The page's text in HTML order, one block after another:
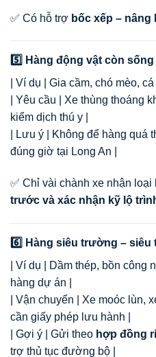
✅ Có hỗ trợ bốc xếp – nâng
5️⃣ Hàng động vật còn sống
| Ví dụ | Gia cầm, chó mèo, cá
| Yêu cầu | Xe thùng thoáng
kiểm dịch thú y |
| Lưu ý | Không để hàng
đúng giờ tại Long An |
✅ Chỉ vài chành xe nhận loại
trước và xác nhận kỹ lộ
6️⃣ Hàng siêu trường – siêu
| Ví dụ | Dầm thép, bồn công
hàng dự án |
| Vận chuyển | Xe moóc lùn,
cần giấy phép lưu hành |
| Gợi ý | Gửi theo hợp đồng
trợ thủ tục đường bộ |